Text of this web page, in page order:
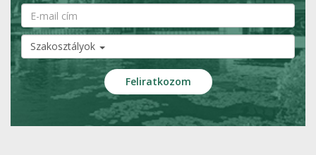
Szakosztályok